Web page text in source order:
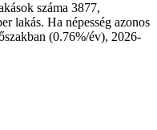
száma 3877,
lakás. Ha népesség azonos
(0.76%/év), 2026-